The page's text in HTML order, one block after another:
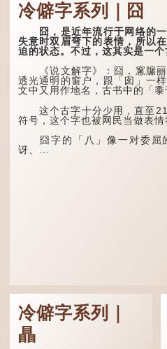
清·徐珂《清稗类钞．
盗贼类．掱手》记载：「沪
人呼翦绺贼曰掱手，犹言扒
手也，亦曰瘪三码子。」
其中「翦绺」即剪断他
人衣带以窃取钱物，是小偷
的旧称。而「掱手」也就是
手多多，擅自拿别人东西的
意思了...
冷僻字系列｜囧
囧，是近年流行于网络的一
失意时双眉弯下的表情，所以
迫的状态。不过，这其实是一个
《说文解字》：囧，窻牖丽
透光通明的窗户，跟「囱」一
文中又用作地名，古书中的「黍
这个古字十分少用，直至21
符号，这个字也被网民当做表情
囧字的「八」像一对委屈
讶、...
冷僻字系列｜
瞐